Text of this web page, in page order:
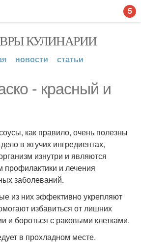
КУЛИНАРИИ
новости статьи
- красный и
как правило, очень полезны
в жгучих ингредиентах,
изнутри и являются
профилактики и лечения
заболеваний.
из них эффективно укрепляют
избавиться от лишних
и бороться с раковыми клетками.
в прохладном месте.
5